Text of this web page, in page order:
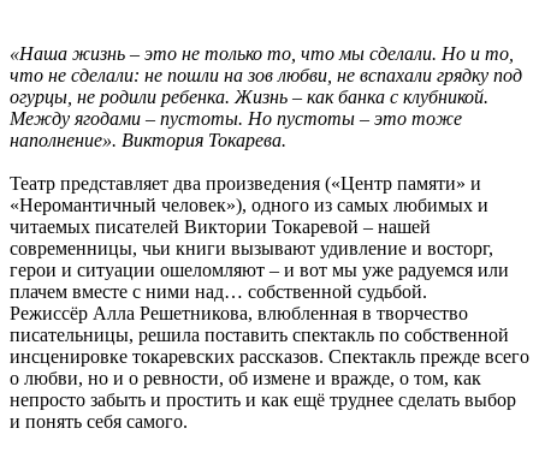
«Наша жизнь – это не только то, что мы сделали. Но и то,
что не сделали: не пошли на зов любви, не вспахали грядку под
огурцы, не родили ребенка. Жизнь – как банка с клубникой.
Между ягодами – пустоты. Но пустоты – это тоже
наполнение». Виктория Токарева.
Театр представляет два произведения («Центр памяти» и
«Неромантичный человек»), одного из самых любимых и
читаемых писателей Виктории Токаревой – нашей
современницы, чьи книги вызывают удивление и восторг,
герои и ситуации ошеломляют – и вот мы уже радуемся или
плачем вместе с ними над… собственной судьбой.
Режиссёр Алла Решетникова, влюбленная в творчество
писательницы, решила поставить спектакль по собственной
инсценировке токаревских рассказов. Спектакль прежде всего
о любви, но и о ревности, об измене и вражде, о том, как
непросто забыть и простить и как ещё труднее сделать выбор
и понять себя самого.